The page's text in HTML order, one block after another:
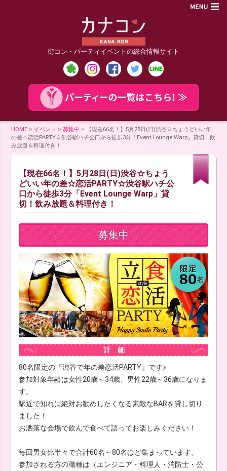
街コン・パーティイベントの総合情報サイト
HOME > イベント >募集中 >
【現在66名！】5月28日(日)渋谷☆ちょうどいい年
の差☆恋活PARTY☆渋谷駅ハチ公口から徒歩3分「Event Lounge Warp」貸切！飲
み放題＆料理付き！
【現在66名！】5月28日(日)渋谷☆ちょう
どいい年の差☆恋活PARTY☆渋谷駅ハチ公
口から徒歩3分「Event Lounge Warp」貸
切！飲み放題＆料理付き！
募集中
80名限定の『渋谷で年の差恋活PARTY』です♪
参加対象年齢は女性20歳～34歳、男性22歳～36歳になりま
す。
駅近で知れば絶対お勧めしたくなる素敵なBARを貸し切り
ました！
お洒落な会場で飲んで食べて語ってお楽しみください！
毎回男女比半々で合計60名～80名ほど集まっています。
参加される方の職種は（エンジニア・料理人・消防士・公